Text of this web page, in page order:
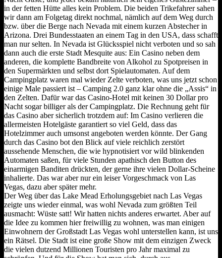
in der fetten Hütte alles kein Problem. Die beiden Trikefahrer sahen
wir dann am Folgetag direkt nochmal, nämlich auf dem Weg durch
bzw. über die Berge nach Nevada mit einem kurzen Abstecher in
Arizona. Drei Bundesstaaten an einem Tag in den USA, dass schafft
man nur selten. In Nevada ist Glücksspiel nicht verboten und so sah
dann auch die erste Stadt Mesquite aus: Ein Casino neben dem
anderen, die komplette Bandbreite von Alkohol zu Spotpreisen in
den Supermärkten und selbst dort Spielautomaten. Auf dem
Campingplatz waren mal wieder Zelte verboten, was uns jetzt schon
einige Male passiert ist – Camping 2.0 ganz klar ohne die „Assis“ in
den Zelten. Dafür war das Casino-Hotel mit keinen 30 Dollar pro
Nacht sogar billiger als der Campingplatz. Die Rechnung geht für
das Casino aber sicherlich trotzdem auf: Im Casino verlieren die
allermeisten Hotelgäste garantiert so viel Geld, dass das
Hotelzimmer auch umsonst angeboten werden könnte. Der Gang
durch das Casino bot den Blick auf viele reichlich zerstört
aussehende Menschen, die wie hypnotisiert vor wild blinkenden
Automaten saßen, für viele Stunden apathisch den Button des
einarmigen Banditen drückten, der gerne ihre vielen Dollar-Scheine
inhalierte. Das war aber nur ein leiser Vorgeschmack von Las
Vegas, dazu aber später mehr.
Der Weg über das Lake Mead Erholungsgebiet nach Las Vegas
zeigte uns wieder einmal, was wohl Nevada zum größten Teil
ausmacht: Wüste satt! Wir hatten nichts anderes erwartet. Aber auf
die Idee zu kommen hier freiwillig zu wohnen, was man einigen
Einwohnern der Großstadt Las Vegas wohl unterstellen kann, ist uns
ein Rätsel. Die Stadt ist eine große Show mit dem einzigen Zweck
die vielen dutzend Millionen Touristen pro Jahr maximal zu